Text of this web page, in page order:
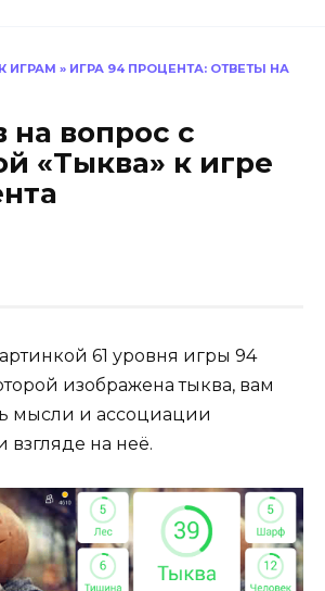
ИГРАМ » ИГРА 94 ПРОЦЕНТА: ОТВЕТЫ НА
на вопрос с
«Тыква» к игре
61 уровня игры 94
изображена тыква, вам
мысли и ассоциации
на неё.